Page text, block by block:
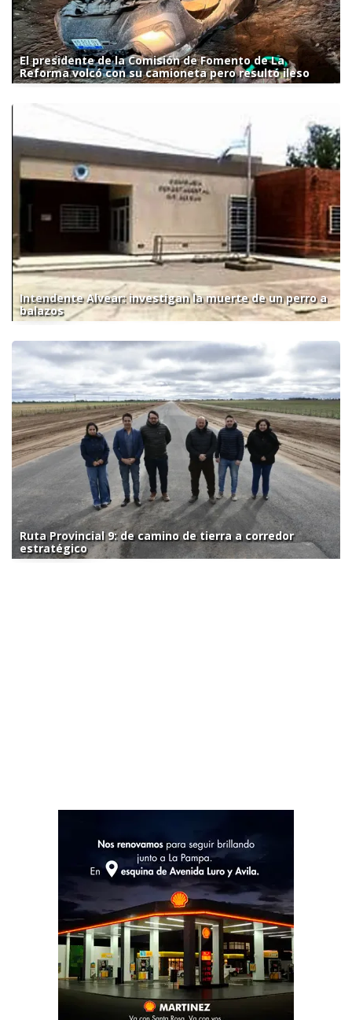
El presidente de la Comisión de Fomento de La
Reforma volcó con su camioneta pero resultó ileso
Intendente Alvear: investigan la muerte de un perro a
balazos
Ruta Provincial 9: de camino de tierra a corredor
estratégico